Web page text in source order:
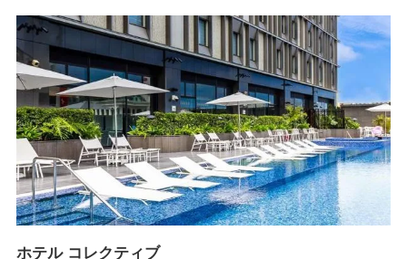
ホテル コレクティブ